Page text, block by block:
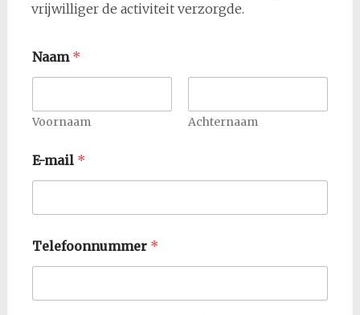
vrijwilliger de activiteit verzorgde.
Naam *
Voornaam Achternaam
I
B
N
e
x
c
.
E-mail *
Telefoonnummer *